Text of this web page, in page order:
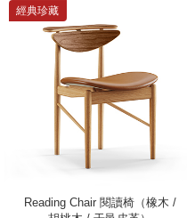
經典珍藏
Reading Chair 閱讀椅（橡木 /